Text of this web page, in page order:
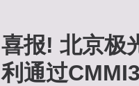
喜报! 北京极
利通过